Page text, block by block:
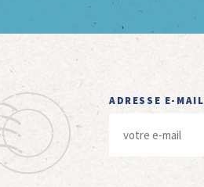
ADRESSE E-MAIL